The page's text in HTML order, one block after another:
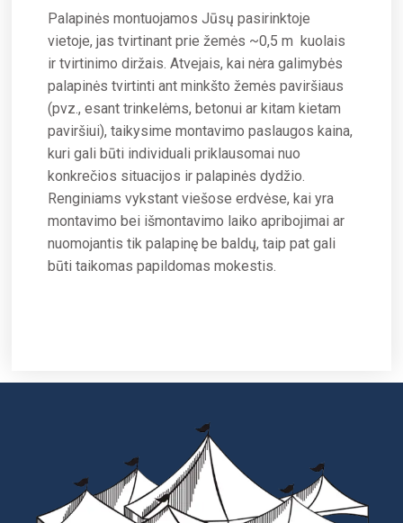
Palapinės montuojamos Jūsų pasirinktoje
vietoje, jas tvirtinant prie žemės ~0,5 m kuolais
ir tvirtinimo diržais. Atvejais, kai nėra galimybės
palapinės tvirtinti ant minkšto žemės paviršiaus
(pvz., esant trinkelėms, betonui ar kitam kietam
paviršiui), taikysime montavimo paslaugos kaina,
kuri gali būti individuali priklausomai nuo
konkrečios situacijos ir palapinės dydžio.
Renginiams vykstant viešose erdvėse, kai yra
montavimo bei išmontavimo laiko apribojimai ar
nuomojantis tik palapinę be baldų, taip pat gali
būti taikomas papildomas mokestis.